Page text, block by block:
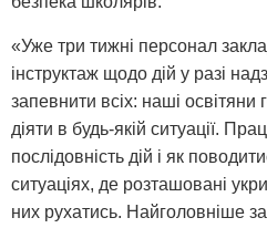
«Уже три тижні персонал
інструктаж щодо дій у разі
запевнити всіх: наші освітяни
діяти в будь-якій ситуації.
послідовність дій і як
ситуаціях, де розташовані
них рухатись. Найголовніше